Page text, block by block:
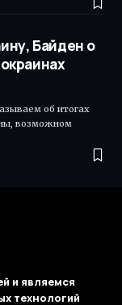
Байден о
об итогах
возможном
и являемся
технологий